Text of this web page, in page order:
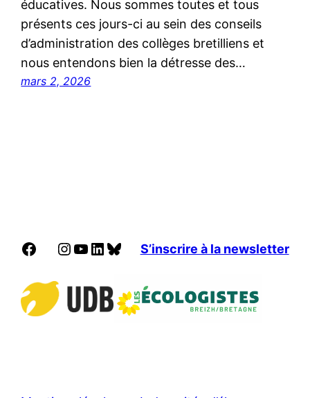
éducatives. Nous sommes toutes et tous
présents ces jours-ci au sein des conseils
d’administration des collèges bretilliens et
nous entendons bien la détresse des…
mars 2, 2026
Facebook
Instagram
YouTube
LinkedIn
BlueskyS’inscrire à la newsletter